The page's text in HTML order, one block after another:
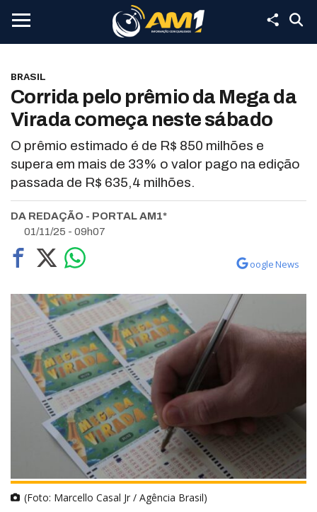
BRASIL
Corrida pelo prêmio da Mega da
Virada começa neste sábado
O prêmio estimado é de R$ 850 milhões e
supera em mais de 33% o valor pago na edição
passada de R$ 635,4 milhões.
DA REDAÇÃO - PORTAL AM1*
01/11/25 - 09h07
oogle News
(Foto: Marcello Casal Jr / Agência Brasil)